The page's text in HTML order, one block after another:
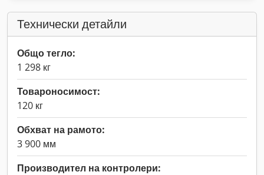
Технически детайли
Общо тегло:
1 298 кг
Товароносимост:
120 кг
Обхват на рамото:
3 900 мм
Производител на контролери: